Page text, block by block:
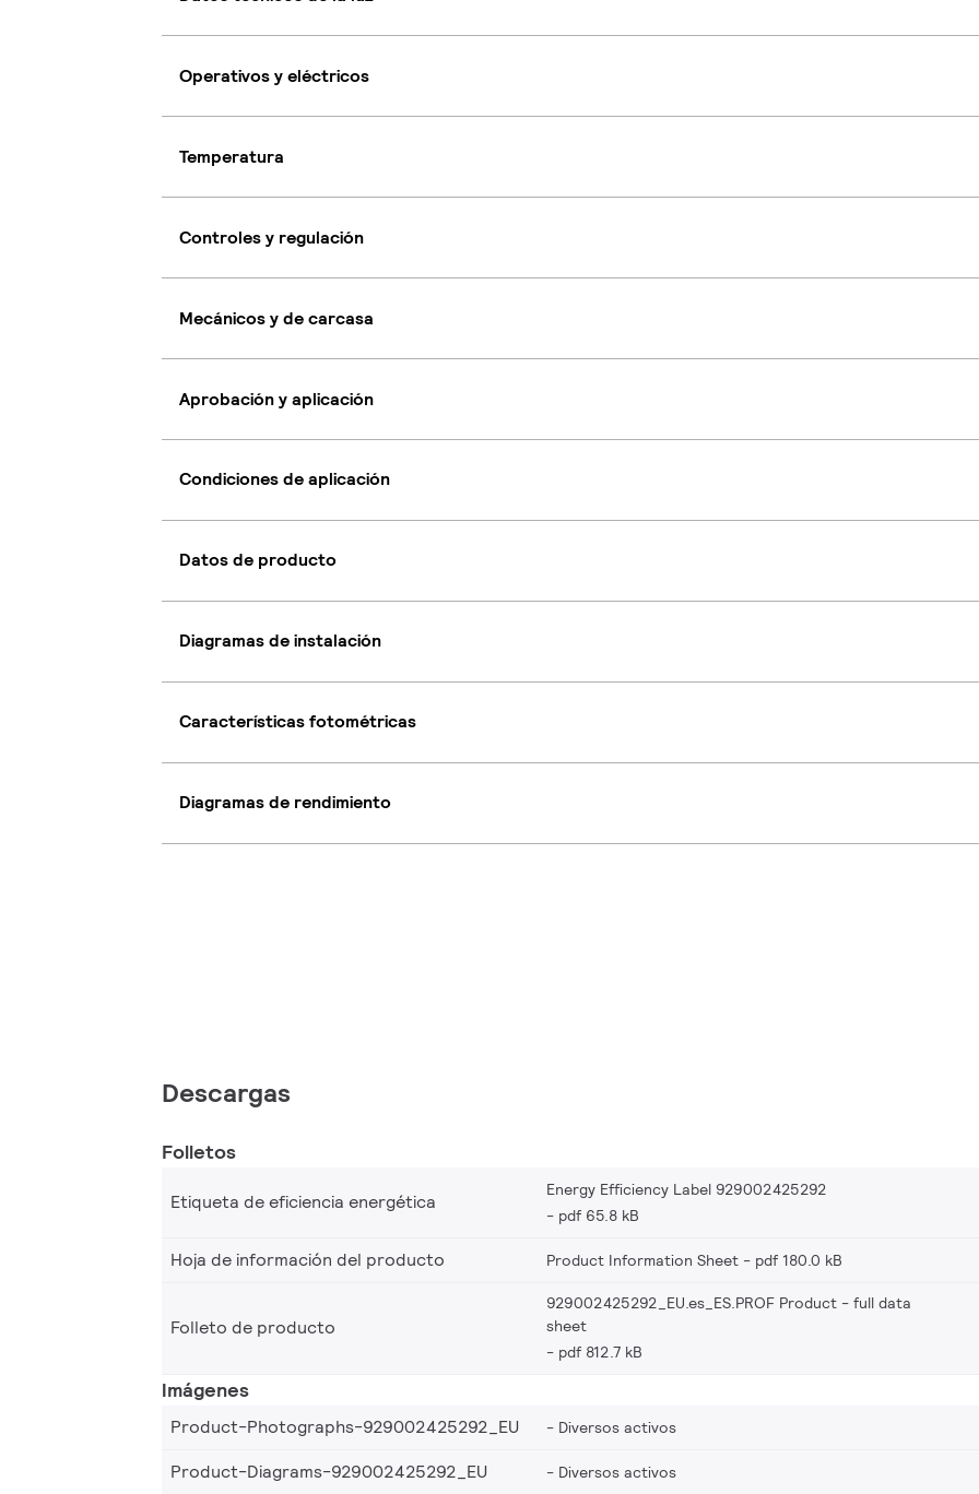
Operativos y eléctricos
Temperatura
Controles y regulación
Mecánicos y de carcasa
Aprobación y aplicación
Condiciones de aplicación
Datos de producto
Diagramas de instalación
Características fotométricas
Diagramas de rendimiento
Descargas
Folletos
Etiqueta de eficiencia energética
Energy Efficiency Label 929002425292
pdf 65.8 kB
Hoja de información del producto Product Information Sheet pdf 180.0 kB
Folleto de producto
929002425292_EU.es_ES.PROF Product - full data
sheet
pdf 812.7 kB
Imágenes
Product-Photographs-929002425292_EU Diversos activos
Product-Diagrams-929002425292_EU
Diversos activos